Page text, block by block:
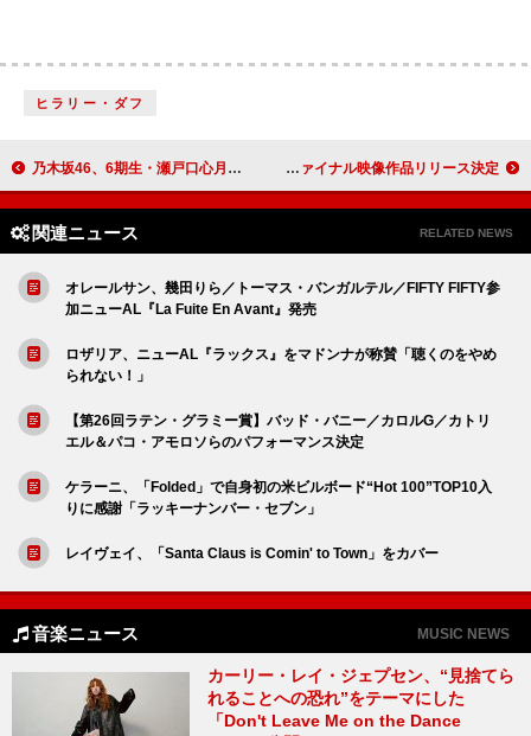
ヒラリー・ダフ
乃木坂46、6期生・瀬戸口心月＆矢田萌華がWセンター「ビリヤニ」MV公開 7年ぶりニューAL発売も決定 LUNA SEA、35周年ツアーグランドファイナル映像作品リリース決定
関連ニュース RELATED NEWS
オレールサン、幾田りら／トーマス・バンガルテル／FIFTY FIFTY参
加ニューAL『La Fuite En Avant』発売
ロザリア、ニューAL『ラックス』をマドンナが称賛「聴くのをやめ
られない！」
【第26回ラテン・グラミー賞】バッド・バニー／カロルG／カトリ
エル＆パコ・アモロソらのパフォーマンス決定
ケラーニ、「Folded」で自身初の米ビルボード“Hot 100”TOP10入
りに感謝「ラッキーナンバー・セブン」
レイヴェイ、「Santa Claus is Comin' to Town」をカバー
音楽ニュース MUSIC NEWS
カーリー・レイ・ジェプセン、“見捨てら
れることへの恐れ”をテーマにした
「Don't Leave Me on the Dance